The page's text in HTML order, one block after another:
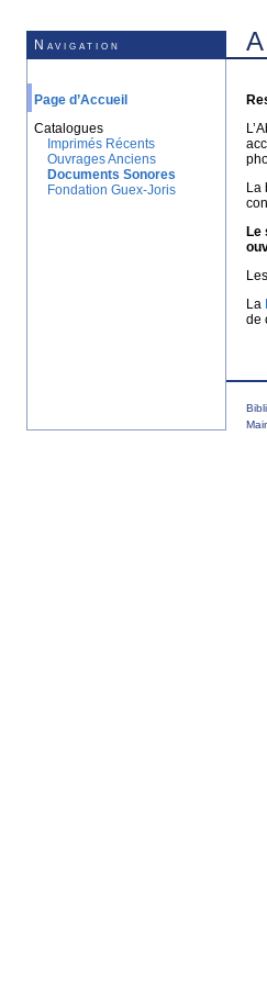
Navigation
Page d’Accueil
Catalogues
Imprimés Récents
Ouvrages Anciens
Documents Sonores
Fondation Guex-Joris
La
Le
La
de